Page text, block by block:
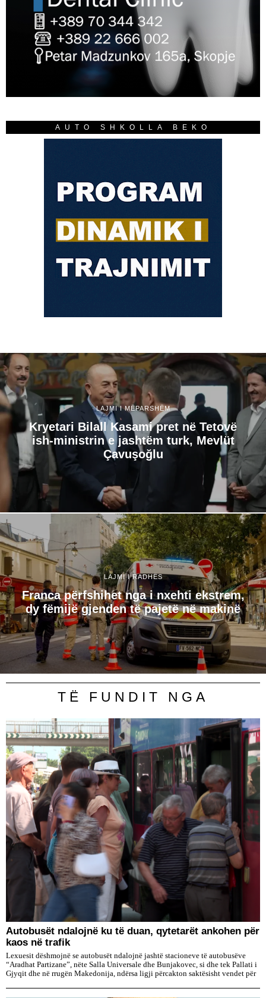
AUTO SHKOLLA BEKO
LAJMI I MËPARSHËM
Kryetari Bilall Kasami pret në Tetovë
ish-ministrin e jashtëm turk, Mevlüt
Çavuşoğlu
LAJMI I RADHËS
Franca përfshihet nga i nxehti ekstrem,
dy fëmijë gjenden të pajetë në makinë
TË FUNDIT NGA
Autobusët ndalojnë ku të duan, qytetarët ankohen për
kaos në trafik
Lexuesit dëshmojnë se autobusët ndalojnë jashtë stacioneve të autobusëve
“Aradhat Partizane”, nëte Salla Universale dhe Bunjakovec, si dhe tek Pallati i
Gjyqit dhe në rrugën Makedonija, ndërsa ligji përcakton saktësisht vendet për